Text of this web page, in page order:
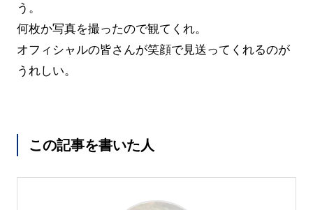
う。
何枚か写真を撮ったので観てくれ。
オフィシャルの皆さんが笑顔で見送ってくれるのが
うれしい。
この記事を書いた人